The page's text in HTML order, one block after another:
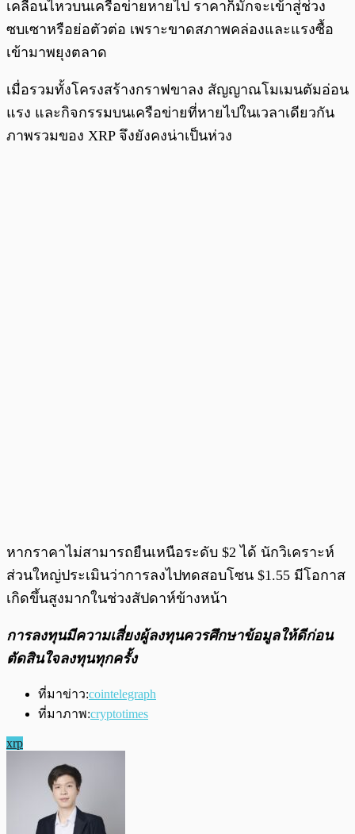
เคลื่อนไหวบนเครือข่ายหายไป ราคาก็มักจะเข้าสู่ช่วง
ซบเซาหรือย่อตัวต่อ เพราะขาดสภาพคล่องและแรงซื้อ
เข้ามาพยุงตลาด
เมื่อรวมทั้งโครงสร้างกราฟขาลง สัญญาณโมเมนตัมอ่อน
แรง และกิจกรรมบนเครือข่ายที่หายไปในเวลาเดียวกัน
ภาพรวมของ XRP จึงยังคงน่าเป็นห่วง
หากราคาไม่สามารถยืนเหนือระดับ $2 ได้ นักวิเคราะห์
ส่วนใหญ่ประเมินว่าการลงไปทดสอบโซน $1.55 มีโอกาส
เกิดขึ้นสูงมากในช่วงสัปดาห์ข้างหน้า
การลงทุนมีความเสี่ยงผู้ลงทุนควรศึกษาข้อมูลให้ดีก่อน
ตัดสินใจลงทุนทุกครั้ง
ที่มาข่าว:cointelegraph
ที่มาภาพ:cryptotimes
xrp